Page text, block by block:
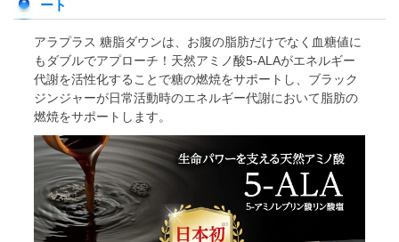
ート
アラプラス 糖脂ダウンは、お腹の脂肪だけでなく血糖値に
もダブルでアプローチ！天然アミノ酸5-ALAがエネルギー
代謝を活性化することで糖の燃焼をサポートし、ブラック
ジンジャーが日常活動時のエネルギー代謝において脂肪の
燃焼をサポートします。